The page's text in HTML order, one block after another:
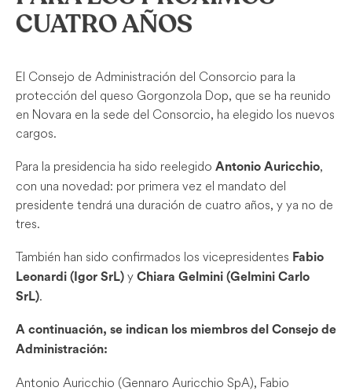
CUATRO AÑOS
El Consejo de Administración del Consorcio para la
protección del queso Gorgonzola Dop, que se ha reunido
en Novara en la sede del Consorcio, ha elegido los nuevos
cargos.
Para la presidencia ha sido reelegido Antonio Auricchio,
con una novedad: por primera vez el mandato del
presidente tendrá una duración de cuatro años, y ya no de
tres.
También han sido confirmados los vicepresidentes Fabio
Leonardi (Igor SrL) y Chiara Gelmini (Gelmini Carlo
SrL).
A continuación, se indican los miembros del Consejo de
Administración:
Antonio Auricchio (Gennaro Auricchio SpA), Fabio